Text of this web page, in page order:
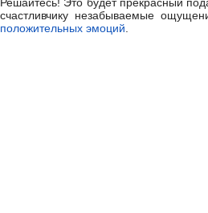
счастливчику незабываемые
положительных эмоций